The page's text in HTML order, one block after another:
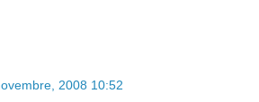
2008 10:52